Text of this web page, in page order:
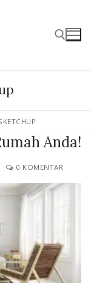
Anda!
0 KOMENTAR